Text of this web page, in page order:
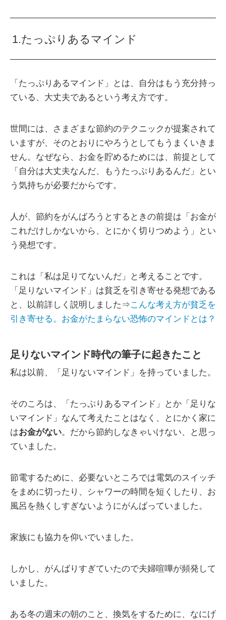
1.たっぷりあるマインド
「たっぷりあるマインド」とは、自分はもう充分持っ
ている、大丈夫であるという考え方です。
世間には、さまざまな節約のテクニックが提案されて
いますが、そのとおりにやろうとしてもうまくいきま
せん。なぜなら、お金を貯めるためには、前提として
「自分は大丈夫なんだ、もうたっぷりあるんだ」とい
う気持ちが必要だからです。
人が、節約をがんばろうとするときの前提は「お金が
これだけしかないから、とにかく切りつめよう」とい
う発想です。
これは「私は足りてないんだ」と考えることです。
「足りないマインド」は貧乏を引き寄せる発想である
と、以前詳しく説明しました⇒こんな考え方が貧乏を
引き寄せる。お金がたまらない恐怖のマインドとは？
足りないマインド時代の筆子に起きたこと
私は以前、「足りないマインド」を持っていました。
そのころは、「たっぷりあるマインド」とか「足りな
いマインド」なんて考えたことはなく、とにかく家に
はお金がない。だから節約しなきゃいけない、と思っ
ていました。
節電するために、必要ないところでは電気のスイッチ
をまめに切ったり、シャワーの時間を短くしたり、お
風呂を熱くしすぎないようにがんばっていました。
家族にも協力を仰いでいました。
しかし、がんばりすぎていたので夫婦喧嘩が頻発して
いました。
ある冬の週末の朝のこと、換気をするために、なにげ